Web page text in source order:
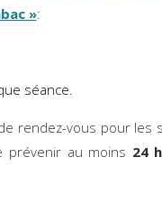
»:
séance.
rendez-vous pour les
prévenir au moins 24